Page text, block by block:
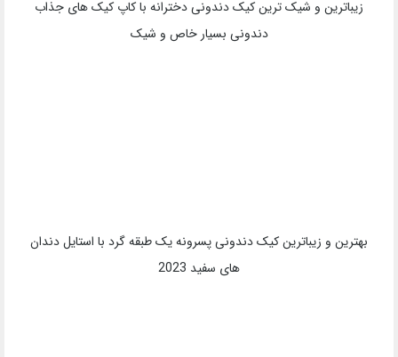
دندونی بسیار خاص و شیک